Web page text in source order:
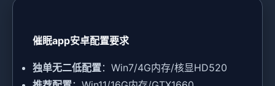
催眠app安卓配置要求
​独单无二低配置​​：Win7/4G内存/核显HD520